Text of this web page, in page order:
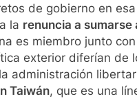
de gobierno en
la renuncia a
es miembro junto
exterior diferían de
administración
Taiwán, que es una